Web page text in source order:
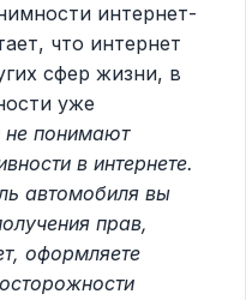
интернет-
что интернет
сфер жизни, в
уже
понимают
в интернете.
автомобиля вы
прав,
оформляете